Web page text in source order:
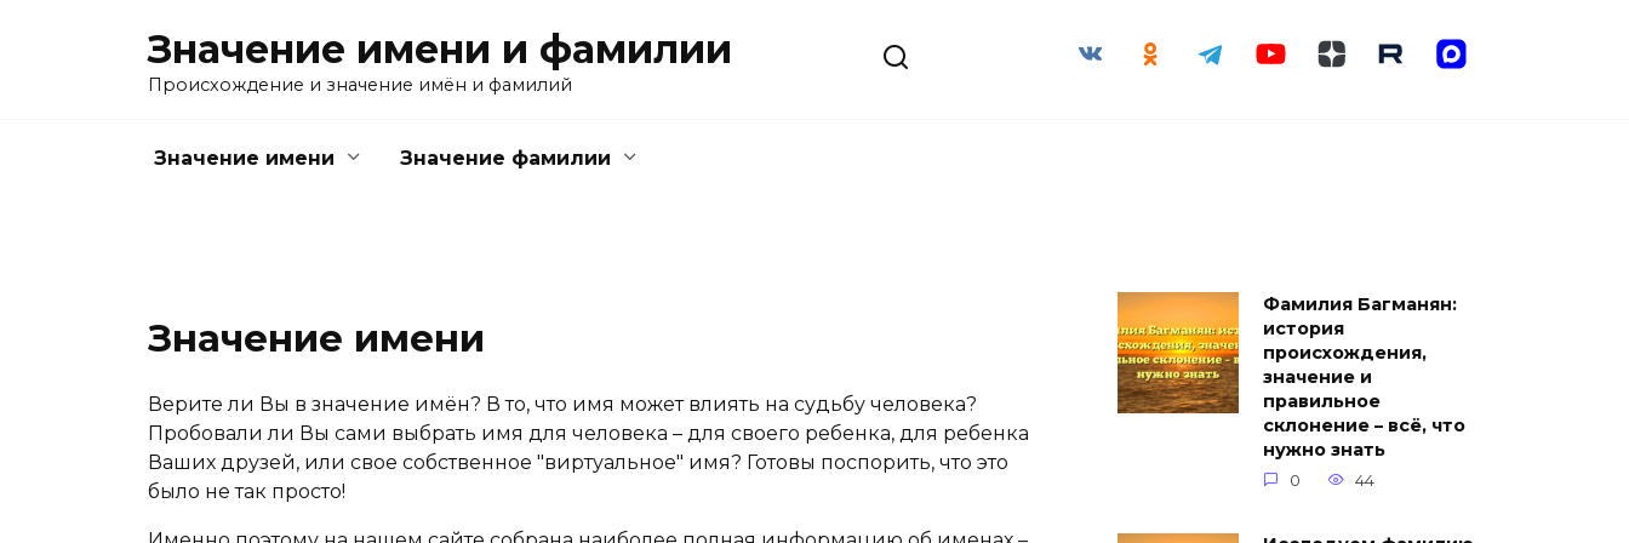
Значение имени и фамилии
Происхождение и значение имён и фамилий
Значение имени Значение фамилии
Значение имени
Верите ли Вы в значение имён? В то, что имя может влиять на судьбу человека?
Пробовали ли Вы сами выбрать имя для человека – для своего ребенка, для ребенка
Ваших друзей, или свое собственное "виртуальное" имя? Готовы поспорить, что это
было не так просто!
Фамилия Багманян:
история
происхождения,
значение и
правильное
склонение – всё, что
нужно знать
0 44